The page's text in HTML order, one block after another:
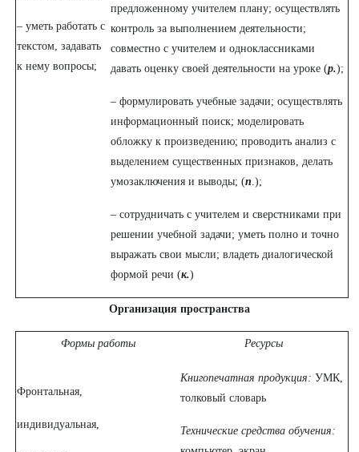
– уметь работать с
текстом, задавать
к нему вопросы;
предложенному учителем плану; осуществлять
контроль за выполнением деятельности;
совместно с учителем и одноклассниками
давать оценку своей деятельности на уроке (р.);
– формулировать учебные задачи; осуществлять
информационный поиск; моделировать
обложку к произведению; проводить анализ с
выделением существенных признаков, делать
умозаключения и выводы; (п.);
– сотрудничать с учителем и сверстниками при
решении учебной задачи; уметь полно и точно
выражать свои мысли; владеть диалогической
формой речи (к.)
Организация пространства
Формы работы Ресурсы
Фронтальная,
индивидуальная,
Книгопечатная продукция:УМК,
толковый словарь
Технические средства обучения: